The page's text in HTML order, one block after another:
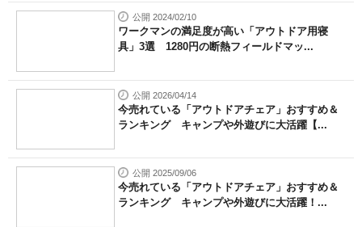
公開 2024/02/10
ワークマンの満足度が高い「アウトドア用寝
具」3選 1280円の断熱フィールドマッ...
公開 2026/04/14
今売れている「アウトドアチェア」おすすめ＆
ランキング キャンプや外遊びに大活躍【...
公開 2025/09/06
今売れている「アウトドアチェア」おすすめ＆
ランキング キャンプや外遊びに大活躍！...